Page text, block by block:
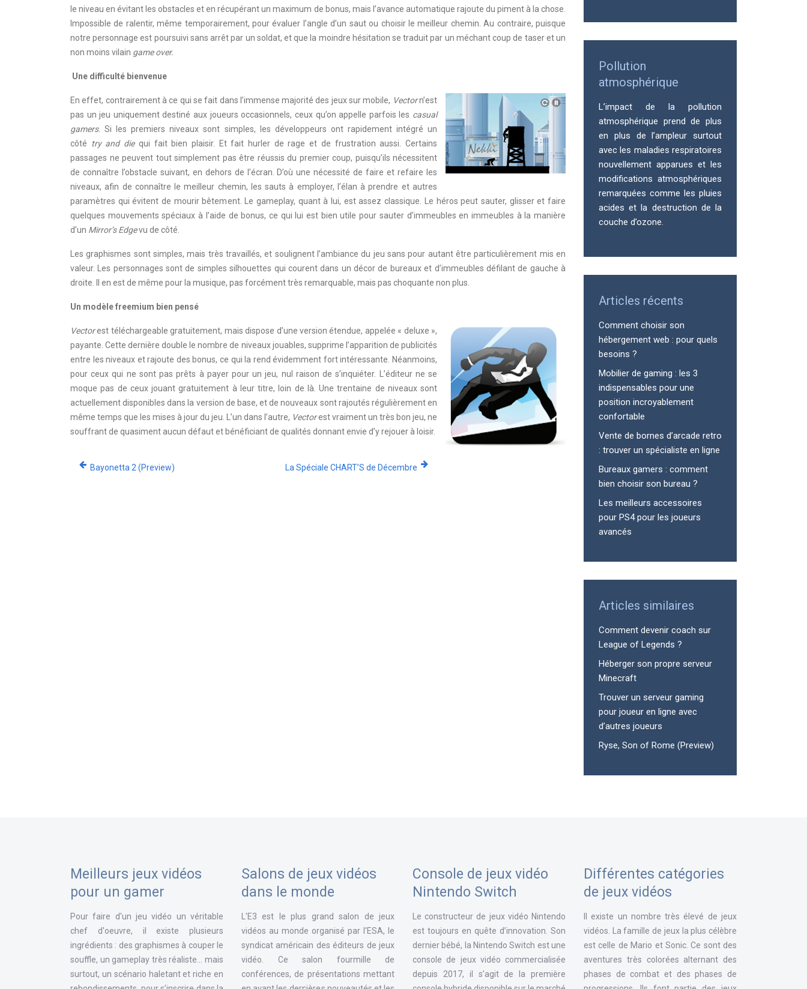
le niveau en évitant les obstacles et en récupérant un maximum de bonus, mais l’avance automatique rajoute du piment à la chose.
Impossible de ralentir, même temporairement, pour évaluer l’angle d’un saut ou choisir le meilleur chemin. Au contraire, puisque
notre personnage est poursuivi sans arrêt par un soldat, et que la moindre hésitation se traduit par un méchant coup de taser et un
non moins vilain game over.
Une difficulté bienvenue
En effet, contrairement à ce qui se fait dans l’immense majorité des jeux sur mobile, Vectorn’est
pas un jeu uniquement destiné aux joueurs occasionnels, ceux qu’on appelle parfois les casual
gamers. Si les premiers niveaux sont simples, les développeurs ont rapidement intégré un
côté
try and diequi fait bien plaisir. Et fait hurler de rage et de frustration aussi. Certains
passages ne peuvent tout simplement pas être réussis du premier coup, puisqu’ils nécessitent
de connaître l’obstacle suivant, en dehors de l’écran. D’où une nécessité de faire et refaire les
niveaux, afin de connaître le meilleur chemin, les sauts à employer, l’élan à prendre et autres
paramètres qui évitent de mourir bêtement. Le gameplay, quant à lui, est assez classique. Le héros peut sauter, glisser et faire
quelques mouvements spéciaux à l’aide de bonus, ce qui lui est bien utile pour sauter d’immeubles en immeubles à la manière
d’un Mirror’s Edgevu de côté.
Les graphismes sont simples, mais très travaillés, et soulignent l’ambiance du jeu sans pour autant être particulièrement mis en
valeur. Les personnages sont de simples silhouettes qui courent dans un décor de bureaux et d’immeubles défilant de gauche à
droite. Il en est de même pour la musique, pas forcément très remarquable, mais pas choquante non plus.
Un modèle freemium bien pensé
Vectorest téléchargeable gratuitement, mais dispose d’une version étendue, appelée « deluxe »,
payante. Cette dernière double le nombre de niveaux jouables, supprime l’apparition de publicités
entre les niveaux et rajoute des bonus, ce qui la rend évidemment fort intéressante. Néanmoins,
pour ceux qui ne sont pas prêts à payer pour un jeu, nul raison de s’inquiéter. L’éditeur ne se
moque pas de ceux jouant gratuitement à leur titre, loin de là. Une trentaine de niveaux sont
actuellement disponibles dans la version de base, et de nouveaux sont rajoutés régulièrement en
même temps que les mises à jour du jeu. L’un dans l’autre, Vectorest vraiment un très bon jeu, ne
souffrant de quasiment aucun défaut et bénéficiant de qualités donnant envie d’y rejouer à loisir.
Bayonetta 2 (Preview) La Spéciale CHART’S de Décembre
Pollution
atmosphérique
L’impact de la pollution
atmosphérique prend de plus
en plus de l’ampleur surtout
avec les maladies respiratoires
nouvellement apparues et les
modifications atmosphériques
remarquées comme les pluies
acides et la destruction de la
couche d’ozone.
Articles récents
Comment choisir son
hébergement web : pour quels
besoins ?
Mobilier de gaming : les 3
indispensables pour une
position incroyablement
confortable
Vente de bornes d’arcade retro
: trouver un spécialiste en ligne
Bureaux gamers : comment
bien choisir son bureau ?
Les meilleurs accessoires
pour PS4 pour les joueurs
avancés
Articles similaires
Comment devenir coach sur
League of Legends ?
Héberger son propre serveur
Minecraft
Trouver un serveur gaming
pour joueur en ligne avec
d’autres joueurs
Ryse, Son of Rome (Preview)
Meilleurs jeux vidéos
pour un gamer
Pour faire d'un jeu vidéo un véritable
chef d'oeuvre, il existe plusieurs
ingrédients : des graphismes à couper le
souffle, un gameplay très réaliste... mais
surtout, un scénario haletant et riche en
Salons de jeux vidéos
dans le monde
L'E3 est le plus grand salon de jeux
vidéos au monde organisé par l'ESA, le
syndicat américain des éditeurs de jeux
vidéo. Ce salon fourmille de
conférences, de présentations mettant
Console de jeux vidéo
Nintendo Switch
Le constructeur de jeux vidéo Nintendo
est toujours en quête d’innovation. Son
dernier bébé, la Nintendo Switch est une
console de jeux vidéo commercialisée
depuis 2017, il s’agit de la première
Différentes catégories
de jeux vidéos
Il existe un nombre très élevé de jeux
vidéos. La famille de jeux la plus célèbre
est celle de Mario et Sonic. Ce sont des
aventures très colorées alternant des
phases de combat et des phases de